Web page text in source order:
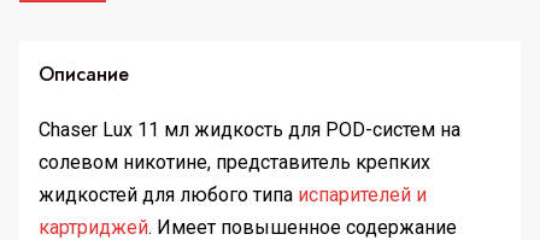
Описание
Chaser Lux 11 мл жидкость для POD-систем на
солевом никотине, представитель крепких
жидкостей для любого типа испарителей и
картриджей. Имеет повышенное содержание